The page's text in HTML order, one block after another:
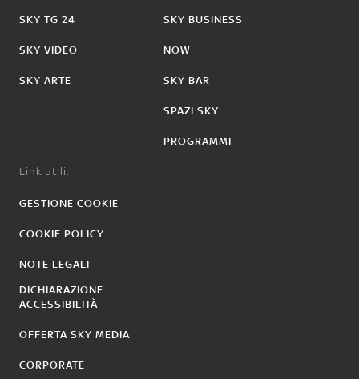
SKY TG 24
SKY VIDEO
SKY ARTE
SKY BUSINESS
NOW
SKY BAR
SPAZI SKY
PROGRAMMI
Link utili:
GESTIONE COOKIE
COOKIE POLICY
NOTE LEGALI
DICHIARAZIONE
ACCESSIBILITÀ
OFFERTA SKY MEDIA
CORPORATE